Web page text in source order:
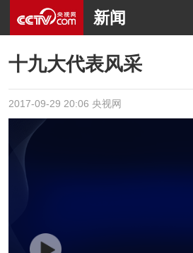
新闻
十九大代表风采
2017-09-29 20:06 央视网